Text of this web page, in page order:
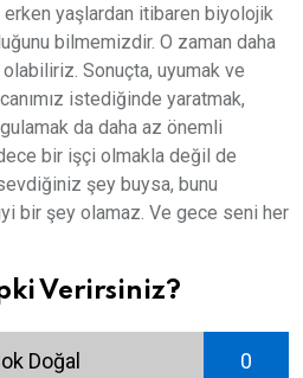
yaşlardan itibaren biyolojik
bilmemizdir. O zaman daha
Sonuçta, uyumak ve
istediğinde yaratmak,
da daha az önemli
bir işçi olmakla değil de
şey buysa, bunu
bir şey olamaz. Ve gece seni her
Verirsiniz?
Doğal 0